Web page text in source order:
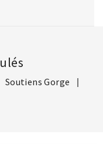
Soutiens Gorge